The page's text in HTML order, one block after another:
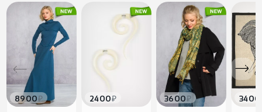
8900₽ 2400₽ 3600₽ 3400